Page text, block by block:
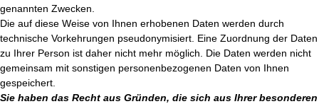
genannten Zwecken.
Die auf diese Weise von Ihnen erhobenen Daten werden durch
technische Vorkehrungen pseudonymisiert. Eine Zuordnung der Daten
zu Ihrer Person ist daher nicht mehr möglich. Die Daten werden nicht
gemeinsam mit sonstigen personenbezogenen Daten von Ihnen
gespeichert.
Sie haben das Recht aus Gründen, die sich aus Ihrer besonderen